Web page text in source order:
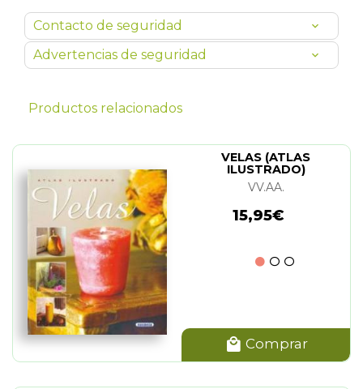
Contacto de seguridad
Advertencias de seguridad
Productos relacionados
VELAS (ATLAS
ILUSTRADO)
VV.AA.
15,95€
Comprar